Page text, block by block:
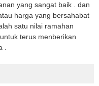
yang sangat baik . dan
harga yang bersahabat
satu nilai ramahan
terus menberikan
.